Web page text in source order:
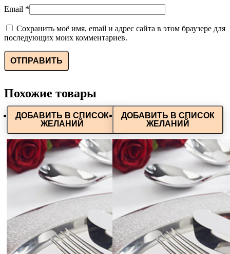
Email *
Сохранить моё имя, email и адрес сайта в этом браузере для
последующих моих комментариев.
Похожие товары
ДОБАВИТЬ В СПИСОК
ЖЕЛАНИЙ
ДОБАВИТЬ В СПИСОК
ЖЕЛАНИЙ